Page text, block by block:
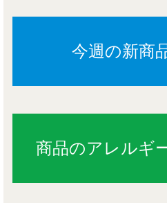
今週の新商
商品のアレルギ